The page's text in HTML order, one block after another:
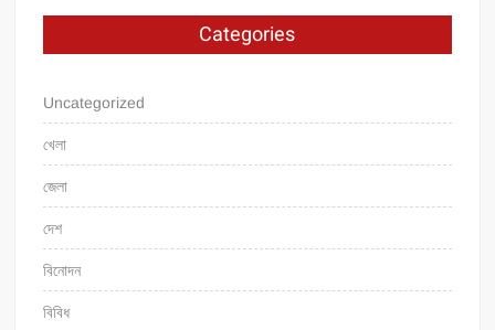
Categories
Uncategorized
খেলা
জেলা
দেশ
বিনোদন
বিবিধ